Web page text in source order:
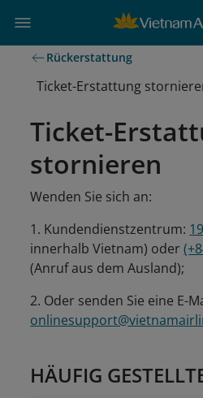
Rückerstattung
Ticket-Erstattung
Ticket-
stornieren
Wenden Sie sich an:
1. Kundendienstzentrum:
innerhalb Vietnam) oder
(Anruf aus dem Ausland);
2. Oder senden Sie eine E-
HÄUFIG